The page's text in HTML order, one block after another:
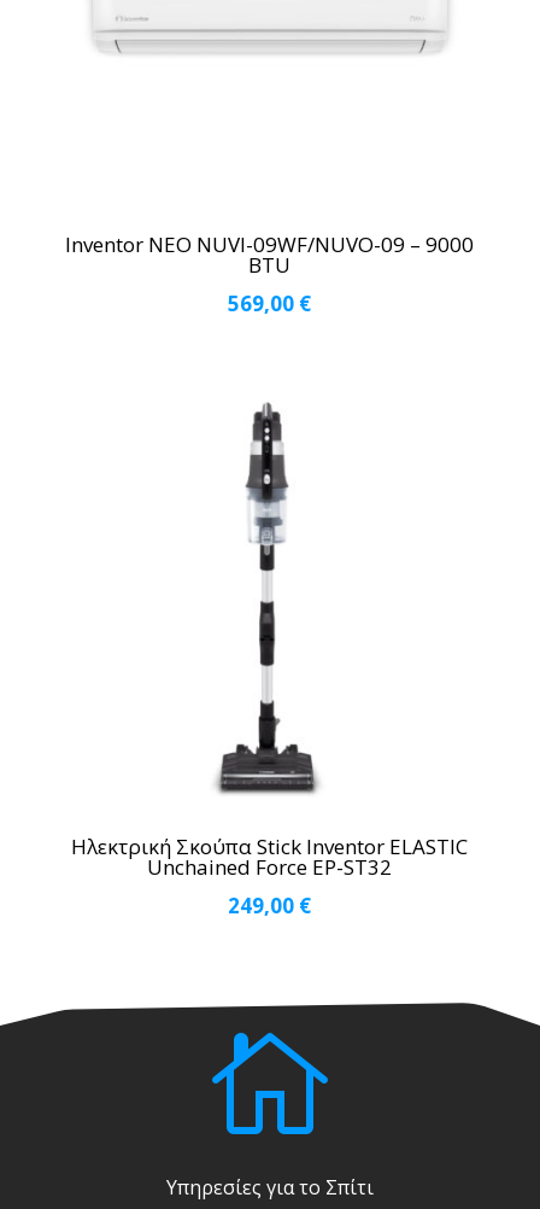
Inventor NEO ΝUVI-09WF/ΝUVO-09 – 9000
BTU
569,00 €
Ηλεκτρική Σκούπα Stick Inventor ELASTIC
Unchained Force EP-ST32
249,00 €

Υπηρεσίες για το Σπίτι